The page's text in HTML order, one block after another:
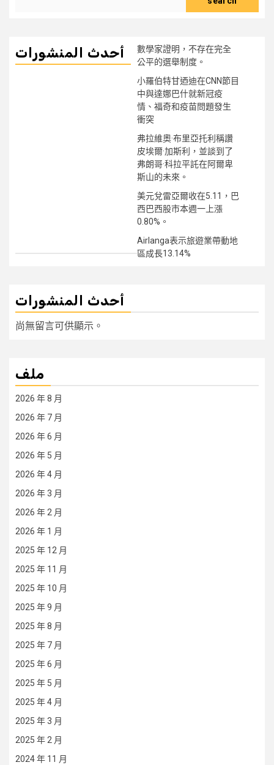
أحدث المنشورات
數學家證明，不存在完全
公平的選舉制度。
小羅伯特甘迺迪在CNN節目
中與達娜巴什就新冠疫
情、福奇和疫苗問題發生
衝突
弗拉維奧·布里亞托利稱讚
皮埃爾·加斯利，並談到了
弗朗哥·科拉平託在阿爾卑
斯山的未來。
美元兌雷亞爾收在5.11，巴
西巴西股市本週一上漲
0.80%。
Airlanga表示旅遊業帶動地
區成長13.14%
أحدث المنشورات
尚無留言可供顯示。
ملف
2026 年 8 月
2026 年 7 月
2026 年 6 月
2026 年 5 月
2026 年 4 月
2026 年 3 月
2026 年 2 月
2026 年 1 月
2025 年 12 月
2025 年 11 月
2025 年 10 月
2025 年 9 月
2025 年 8 月
2025 年 7 月
2025 年 6 月
2025 年 5 月
2025 年 4 月
2025 年 3 月
2025 年 2 月
2024 年 11 月